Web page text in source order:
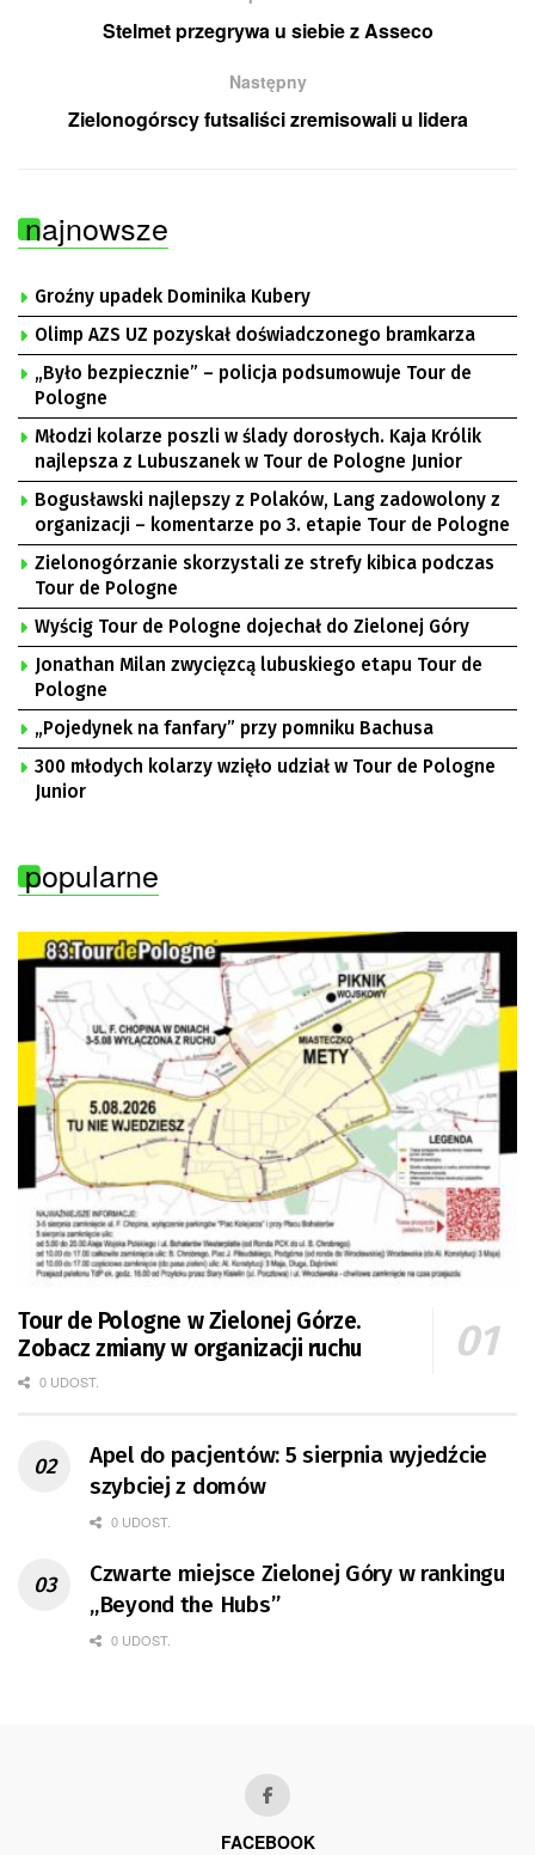
Stelmet przegrywa u siebie z Asseco
Następny
Zielonogórscy futsaliści zremisowali u lidera
najnowsze
Groźny upadek Dominika Kubery
Olimp AZS UZ pozyskał doświadczonego bramkarza
„Było bezpiecznie” – policja podsumowuje Tour de
Pologne
Młodzi kolarze poszli w ślady dorosłych. Kaja Królik
najlepsza z Lubuszanek w Tour de Pologne Junior
Bogusławski najlepszy z Polaków, Lang zadowolony z
organizacji – komentarze po 3. etapie Tour de Pologne
Zielonogórzanie skorzystali ze strefy kibica podczas
Tour de Pologne
Wyścig Tour de Pologne dojechał do Zielonej Góry
Jonathan Milan zwycięzcą lubuskiego etapu Tour de
Pologne
„Pojedynek na fanfary” przy pomniku Bachusa
300 młodych kolarzy wzięło udział w Tour de Pologne
Junior
popularne
Tour de Pologne w Zielonej Górze.
Zobacz zmiany w organizacji ruchu
0 UDOST.
Apel do pacjentów: 5 sierpnia wyjedźcie
szybciej z domów
0 UDOST.
Czwarte miejsce Zielonej Góry w rankingu
„Beyond the Hubs”
0 UDOST.
FACEBOOK